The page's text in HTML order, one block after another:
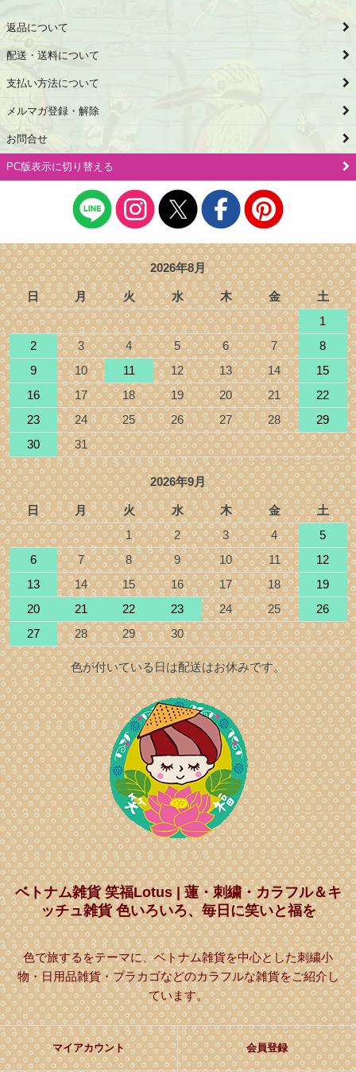
返品について
配送・送料について
支払い方法について
メルマガ登録・解除
お問合せ
PC版表示に切り替える
2026年8月
日 月 火 水 木 金
土
1
2
3 4 5 6 7
8
9
10 11 12 13 14
15
16
17 18 19 20 21
22
23
24 25 26 27 28
29
30
31
2026年9月
日 月 火 水 木 金
土
1
2 3 4
5
6
7 8 9 10 11
12
13
14 15 16 17 18
19
20
21 22 23 24 25
26
27
28 29 30
色が付いている日は配送はお休みです。
ベトナム雑貨 笑福Lotus | 蓮・刺繍・カラフル＆キ
ッチュ雑貨 色いろいろ、毎日に笑いと福を
色で旅するをテーマに、ベトナム雑貨を中心とした刺繍小
物・日用品雑貨・プラカゴなどのカラフルな雑貨をご紹介し
ています。
マイアカウント 会員登録